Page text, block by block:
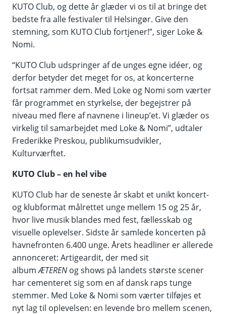
KUTO Club, og dette år glæder vi os til at bringe det
bedste fra alle festivaler til Helsingør. Give den
stemning, som KUTO Club fortjener!”, siger Loke &
Nomi.
“KUTO Club udspringer af de unges egne idéer, og
derfor betyder det meget for os, at koncerterne
fortsat rammer dem. Med Loke og Nomi som værter
får programmet en styrkelse, der begejstrer på
niveau med flere af navnene i lineup’et. Vi glæder os
virkelig til samarbejdet med Loke & Nomi”, udtaler
Frederikke Preskou, publikumsudvikler,
Kulturværftet.
KUTO Club – en hel vibe
KUTO Club har de seneste år skabt et unikt koncert-
og klubformat målrettet unge mellem 15 og 25 år,
hvor live musik blandes med fest, fællesskab og
visuelle oplevelser. Sidste år samlede koncerten på
havnefronten 6.400 unge. Årets headliner er allerede
annonceret: Artigeardit, der med sit
albumÆTERENog shows på landets største scener
har cementeret sig som en af dansk raps tunge
stemmer. Med Loke & Nomi som værter tilføjes et
nyt lag til oplevelsen: en levende bro mellem scenen,